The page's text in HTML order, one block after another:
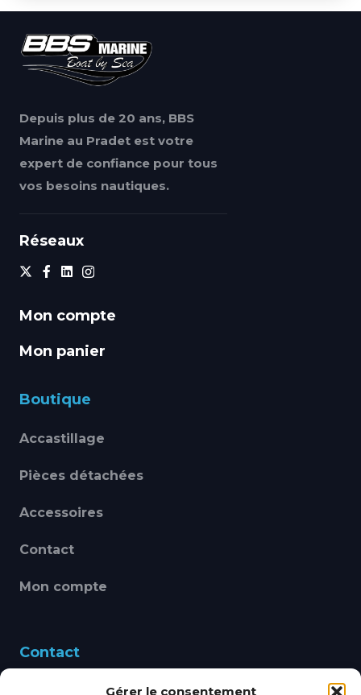
Gérer le consentement
Depuis plus de 20 ans, BBS
Marine au Pradet est votre
expert de confiance pour tous
vos besoins nautiques.
Réseaux
Mon compte
Mon panier
Boutique
Accastillage
Pièces détachées
Accessoires
Contact
Mon compte
Contact